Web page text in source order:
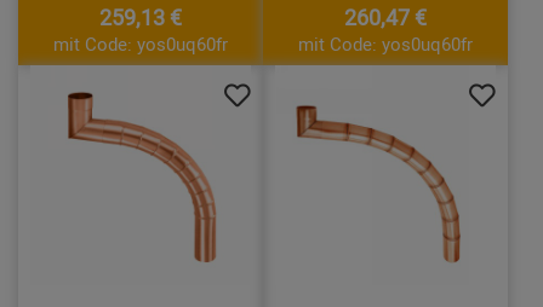
259,13 €
mit Code: yos0uq60fr
260,47 €
mit Code: yos0uq60fr